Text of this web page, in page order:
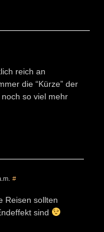
reich an
die “Kürze” der
so viel mehr
#
Reisen sollten
sind